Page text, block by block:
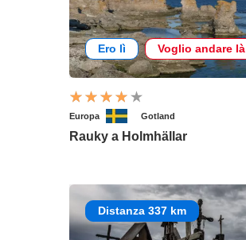
Ero lì Voglio andare là
Europa Gotland
Rauky a Holmhällar
Distanza 337 km